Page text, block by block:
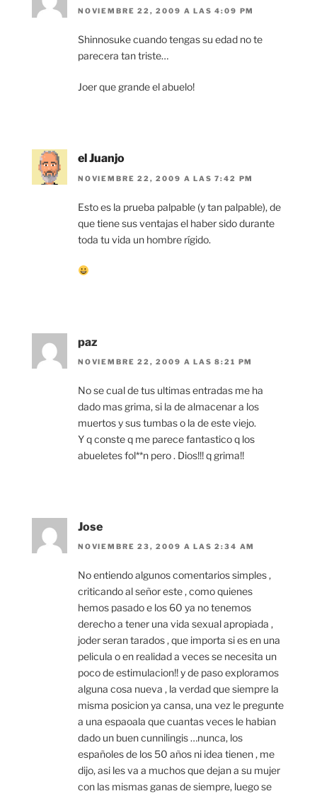
NOVIEMBRE 22, 2009 A LAS 4:09 PM
Shinnosuke cuando tengas su edad no te
parecera tan triste…
Joer que grande el abuelo!
el Juanjo
NOVIEMBRE 22, 2009 A LAS 7:42 PM
Esto es la prueba palpable (y tan palpable), de
que tiene sus ventajas el haber sido durante
toda tu vida un hombre rígido.
paz
NOVIEMBRE 22, 2009 A LAS 8:21 PM
No se cual de tus ultimas entradas me ha
dado mas grima, si la de almacenar a los
muertos y sus tumbas o la de este viejo.
Y q conste q me parece fantastico q los
abueletes fol**n pero . Dios!!! q grima!!
Jose
NOVIEMBRE 23, 2009 A LAS 2:34 AM
No entiendo algunos comentarios simples ,
criticando al señor este , como quienes
hemos pasado e los 60 ya no tenemos
derecho a tener una vida sexual apropiada ,
joder seran tarados , que importa si es en una
pelicula o en realidad a veces se necesita un
poco de estimulacion!! y de paso exploramos
alguna cosa nueva , la verdad que siempre la
misma posicion ya cansa, una vez le pregunte
a una espaoala que cuantas veces le habian
dado un buen cunnilingis …nunca, los
españoles de los 50 años ni idea tienen , me
dijo, asi les va a muchos que dejan a su mujer
con las mismas ganas de siempre, luego se